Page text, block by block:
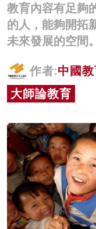
名家榜
灼見活動
教育內容有足夠
的人，能夠開拓
未來發展的空間。
作者:中國
大師論教育